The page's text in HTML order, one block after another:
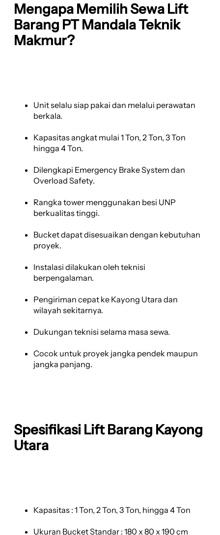
Mengapa Memilih Sewa Lift
Barang PT Mandala Teknik
Makmur?
Unit selalu siap pakai dan melalui perawatan
berkala.
Kapasitas angkat mulai 1 Ton, 2 Ton, 3 Ton
hingga 4 Ton.
Dilengkapi Emergency Brake System dan
Overload Safety.
Rangka tower menggunakan besi UNP
berkualitas tinggi.
Bucket dapat disesuaikan dengan kebutuhan
proyek.
Instalasi dilakukan oleh teknisi
berpengalaman.
Pengiriman cepat ke Kayong Utara dan
wilayah sekitarnya.
Dukungan teknisi selama masa sewa.
Cocok untuk proyek jangka pendek maupun
jangka panjang.
Spesifikasi Lift Barang Kayong
Utara
Kapasitas : 1 Ton, 2 Ton, 3 Ton, hingga 4 Ton
Ukuran Bucket Standar : 180 x 80 x 190 cm